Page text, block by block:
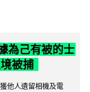
為己有被的士
被捕
他人遺留相機及電